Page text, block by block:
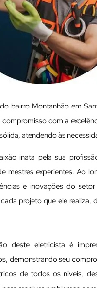
bairro Montanhão em
compromisso com a
atendendo às
inata pela sua
mestres experientes. Ao
e inovações do
projeto que ele realiza,
deste eletricista é
demonstrando seu
de todos os níveis,